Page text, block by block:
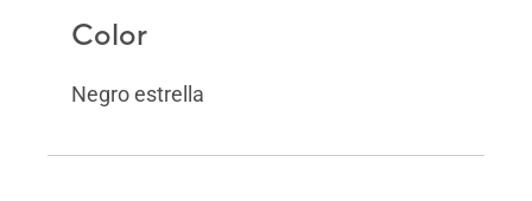
Color
Negro estrella